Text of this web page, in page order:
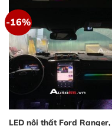
-16%
LED nội thất Ford Ranger,